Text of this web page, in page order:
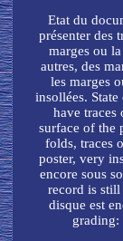
Etat du
présenter des
marges ou
autres, des
les marges
insollées.
have traces
surface of the
folds, traces
poster, very
encore sous
record is still
disque est
grading: